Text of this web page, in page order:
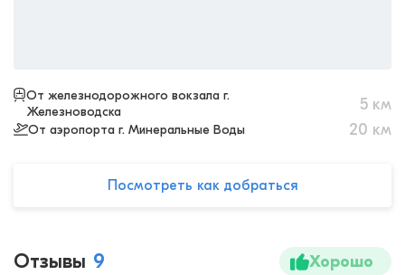
От железнодорожного вокзала г.
Железноводска
5 км
От аэропорта г. Минеральные Воды 20 км
Посмотреть как добраться
Отзывы 9 Хорошо